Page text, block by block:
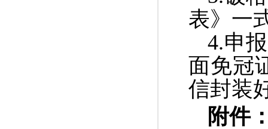
表》一
4.申
面免冠
信封装
附件